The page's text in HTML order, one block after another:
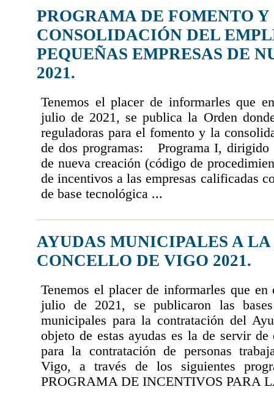
PROGRAMA DE FOMENTO Y
CONSOLIDACIÓN DEL
PEQUEÑAS EMPRESAS DE
2021.
Tenemos el placer de informarles que
julio de 2021, se publica la Orden
reguladoras para el fomento y la
de dos programas: Programa I, dirigido
de nueva creación (código de
de incentivos a las empresas calificadas
de base tecnológica ...
AYUDAS MUNICIPALES A
CONCELLO DE VIGO 2021.
Tenemos el placer de informarles que
julio de 2021, se publicaron las
municipales para la contratación del
objeto de estas ayudas es la de servir
para la contratación de personas
Vigo, a través de los siguientes
PROGRAMA DE INCENTIVOS PARA